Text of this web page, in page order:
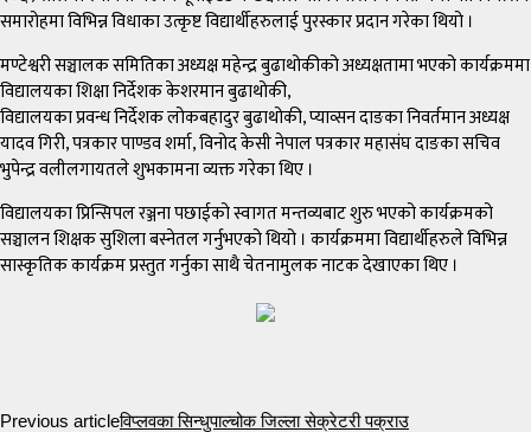
समारोहमा विभिन्न विधाका उत्कृष्ट विद्यार्थीहरुलाई पुरस्कार प्रदान गरेका थियो ।
मण्टेश्वरी सञ्चालक समितिका अध्यक्ष महेन्द्र बुढाथोकीको अध्यक्षतामा भएको कार्यक्रममा
विद्यालयका शिक्षा निर्देशक केशरमान बुढाथोकी,
विद्यालयका प्रवन्ध निर्देशक लोकबहादुर बुढाथोकी, प्याव्सन दाङका निवर्तमान अध्यक्ष
यादव गिरी, पत्रकार पाण्डव शर्मा, विनोद केसी नेपाल पत्रकार महासंघ दाङका सचिव
भुपेन्द्र वलीलगायतले शुभकामना व्यक्त गरेका थिए ।
विद्यालयका प्रिन्सिपल रञ्जना पछाईको स्वागत मन्तव्यबाट शुरु भएको कार्यक्रमको
सञ्चालन शिक्षक सुशिला बस्नेतल गर्नुभएको थियो । कार्यक्रममा विद्यार्थीहरुले विभिन्न
सास्कृतिक कार्यक्रम प्रस्तुत गर्नुका साथै चेतनामुलक नाटक देखाएका थिए ।
Previous articleविप्लवका सिन्धुपाल्चोक जिल्ला सेक्रेटरी पक्राउ